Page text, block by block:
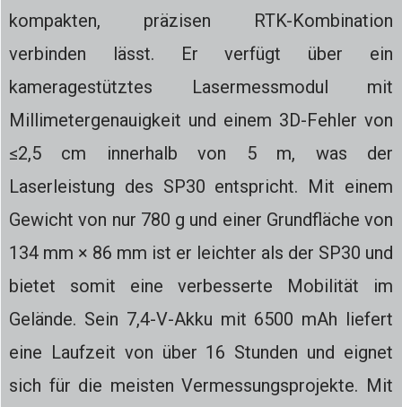
kompakten, präzisen RTK-Kombination
verbinden lässt. Er verfügt über ein
kameragestütztes Lasermessmodul mit
Millimetergenauigkeit und einem 3D-Fehler von
≤2,5 cm innerhalb von 5 m, was der
Laserleistung des SP30 entspricht. Mit einem
Gewicht von nur 780 g und einer Grundfläche von
134 mm × 86 mm ist er leichter als der SP30 und
bietet somit eine verbesserte Mobilität im
Gelände. Sein 7,4-V-Akku mit 6500 mAh liefert
eine Laufzeit von über 16 Stunden und eignet
sich für die meisten Vermessungsprojekte. Mit